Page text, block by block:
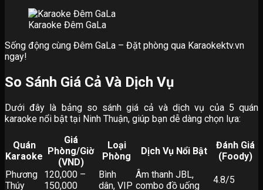
Karaoke Đêm GaLa
Sống động cùng Đêm GaLa – Đặt phòng qua Karaokektv.vn
ngay!
So Sánh Giá Cả Và Dịch Vụ
Dưới đây là bảng so sánh giá cả và dịch vụ của 5 quán
karaoke nổi bật tại Ninh Thuận, giúp bạn dễ dàng chọn lựa:
Quán
Karaoke
Giá
Phòng/Giờ
(VND)
Loại
Phòng
Dịch Vụ Nổi Bật
Đánh Giá
(Foody)
Phương
Thúy
120,000 –
150,000
Bình
dân, VIP
Âm thanh JBL,
combo đồ uống
4.8/5